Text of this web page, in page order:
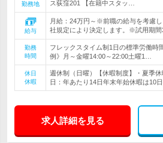
勤務地 ス荻窪201 【在籍中スタッ…
給与
月給：24万円～※前職の給与を考慮
社規定により決定します。※試用期間
勤務
時間
フレックスタイム制1日の標準労働時
例》月～金曜14:00～22:00土曜1…
休日
休暇
週休制（日曜）【休暇制度】・夏季
日：年あたり14日年末年始休暇は10
求人詳細を見る